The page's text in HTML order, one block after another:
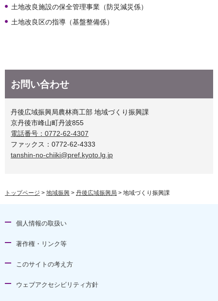
土地改良施設の保全管理事業（防災減災係）
土地改良区の指導（基盤整備係）
お問い合わせ
丹後広域振興局農林商工部 地域づくり振興課
京丹後市峰山町丹波855
電話番号：0772-62-4307
ファックス：0772-62-4333
tanshin-no-chiiki@pref.kyoto.lg.jp
トップページ > 地域振興 > 丹後広域振興局 > 地域づくり振興課
個人情報の取扱い
著作権・リンク等
このサイトの考え方
ウェブアクセシビリティ方針